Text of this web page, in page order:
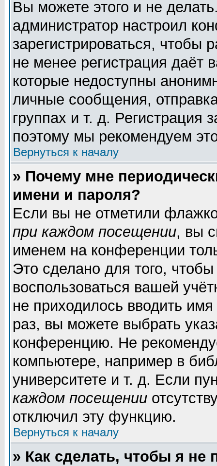
Вы можете этого и не
администратор настроил
зарегистрироваться,
не менее регистрация даёт
которые недоступны
личные сообщения,
группах и т. д. Регистрация
поэтому мы рекомендуем
Вернуться к началу
» Почему мне
имени и пароля?
Если вы не отметили
при каждом посещении, вы
именем на конференции
Это сделано для того, чтобы
воспользоваться вашей
не приходилось вводить
раз, вы можете выбрать
конференцию. Не
компьютере, например в
университете и т. д. Если
каждом посещении
отключил эту функцию.
Вернуться к началу
» Как сделать, чтобы я не